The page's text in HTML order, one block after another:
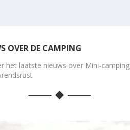
OVER DE CAMPING
het laatste nieuws over Mini-camping